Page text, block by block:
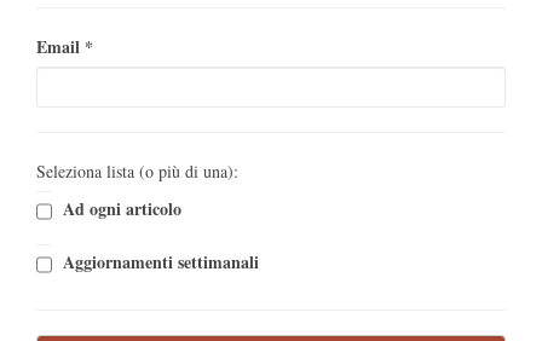
Email *
Seleziona lista (o più di una):
Ad ogni articolo
Aggiornamenti settimanali